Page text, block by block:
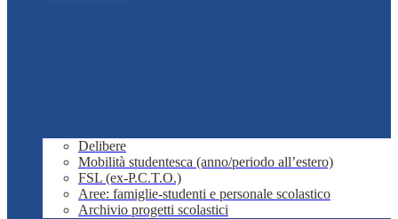
Delibere
Mobilità studentesca (anno/periodo all’estero)
FSL (ex-P.C.T.O.)
Aree: famiglie-studenti e personale scolastico
Archivio progetti scolastici